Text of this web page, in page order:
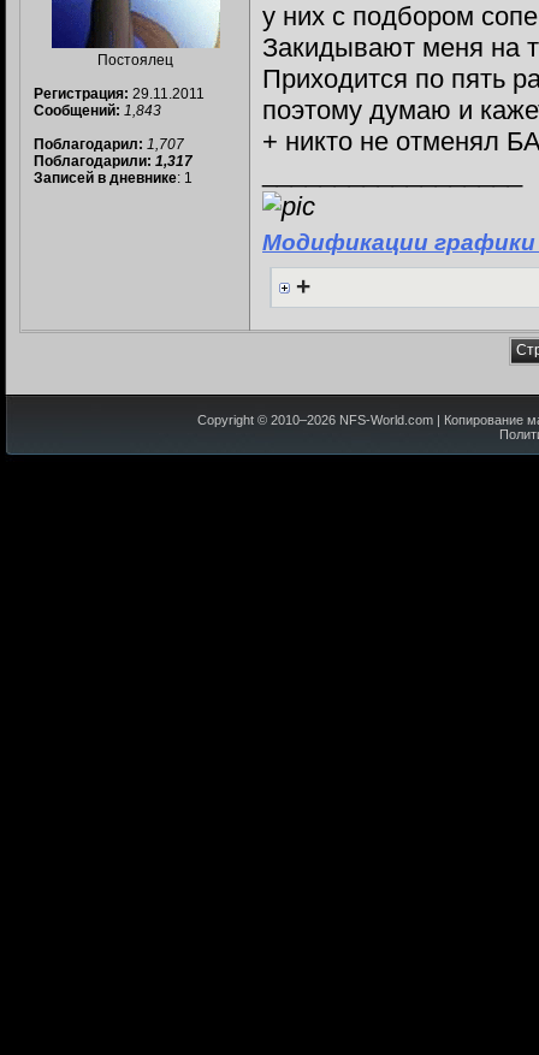
Постоялец
Регистрация: 29.11.2011
Сообщений: 1,843
Поблагодарил: 1,707
Поблагодарили: 1,317
Записей в дневнике: 1
у них с подбором
Закидывают меня на
Приходится по пять
поэтому думаю и
+ никто не отменял
Модификации графики
+
Copyright © 2010–2026 NFS-World.com | Копирование